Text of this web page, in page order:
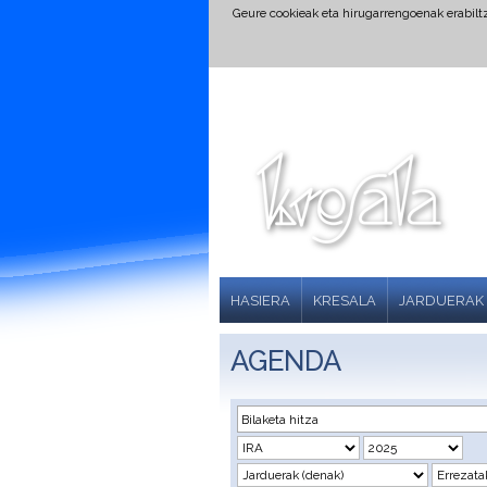
Geure cookieak eta hirugarrengoenak
HASIERA KRESALA JARDUERAK
AGENDA